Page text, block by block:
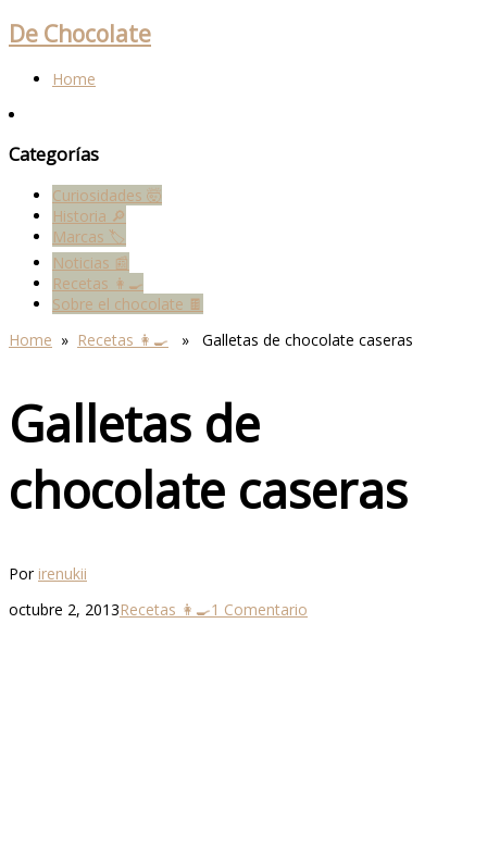
De Chocolate
Home
Categorías
Curiosidades 🤯
Historia 🔎
Marcas 🏷
Noticias 📰
Recetas 👩‍🍳
Sobre el chocolate 🍫
Home » Recetas 👩‍🍳 » Galletas de chocolate caseras
Galletas de
chocolate caseras
Por irenukii
octubre 2, 2013Recetas 👩‍🍳1 Comentario